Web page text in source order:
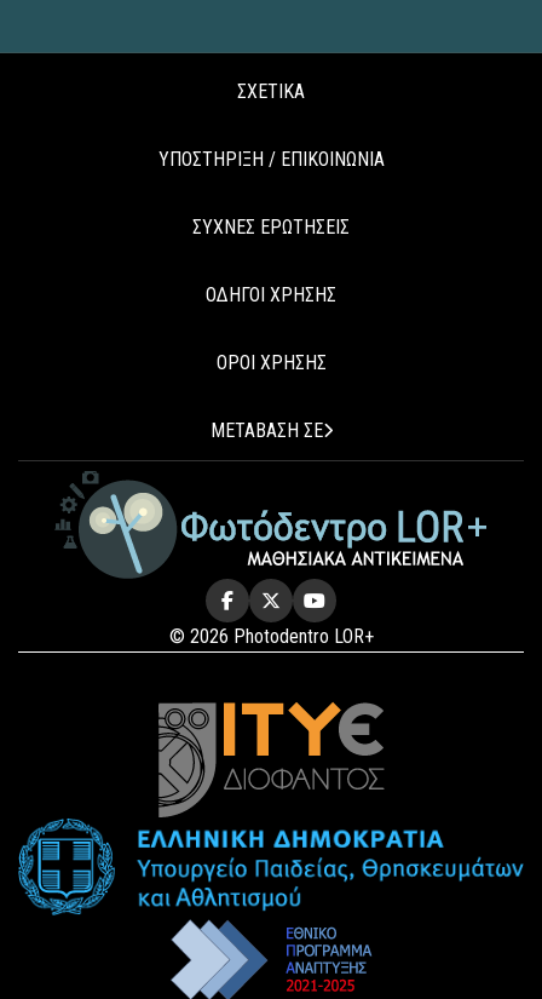
ΣΧΕΤΙΚΑ
ΥΠΟΣΤΗΡΙΞΗ / ΕΠΙΚΟΙΝΩΝΙΑ
ΣΥΧΝΕΣ ΕΡΩΤΗΣΕΙΣ
ΟΔΗΓΟΙ ΧΡΗΣΗΣ
ΟΡΟΙ ΧΡΗΣΗΣ
ΜΕΤΑΒΑΣΗ ΣΕ
© 2026 Photodentro LOR+